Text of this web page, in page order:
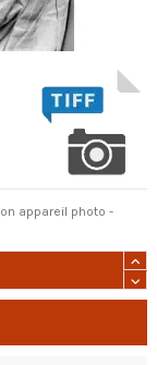
appareil photo -